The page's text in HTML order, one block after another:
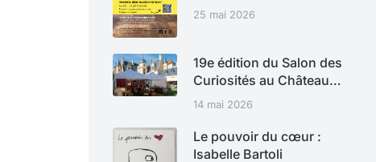
25 mai 2026
19e édition du Salon des
Curiosités au Château…
14 mai 2026
Le pouvoir du cœur :
Isabelle Bartoli